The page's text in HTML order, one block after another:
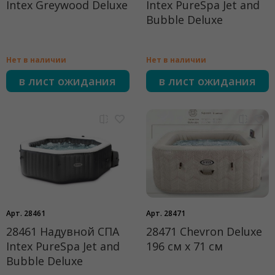
Intex Greywood Deluxe
Нет в наличии
в лист ожидания
Intex PureSpa Jet and
Bubble Deluxe
Нет в наличии
в лист ожидания
Арт. 28461
28461 Надувной СПА
Intex PureSpa Jet and
Bubble Deluxe
Арт. 28471
28471 Chevron Deluxe
196 см х 71 см